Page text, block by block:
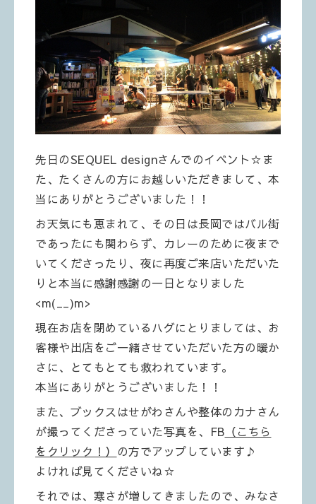
先日のSEQUEL designさんでのイベント☆ま
た、たくさんの方にお越しいただきまして、本
当にありがとうございました！！
お天気にも恵まれて、その日は長岡ではバル街
であったにも関わらず、カレーのために夜まで
いてくださったり、夜に再度ご来店いただいた
りと本当に感謝感謝の一日となりました
<m(__)m>
現在お店を閉めているハグにとりましては、お
客様や出店をご一緒させていただいた方の暖か
さに、とてもとても救われています。
本当にありがとうございました！！
また、ブックスはせがわさんや整体のカナさん
が撮ってくださっていた写真を、FB （こちら
をクリック！） の方でアップしています♪
よければ見てくださいね☆
それでは、寒さが増してきましたので、みなさ